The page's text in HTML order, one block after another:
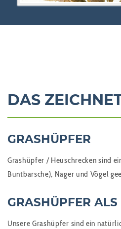
DAS
GRASHÜPFER
Grashüpfer / Heuschrecken sind
Buntbarsche), Nager und Vögel
GRASHÜPFER
Unsere Grashüpfer sind ein